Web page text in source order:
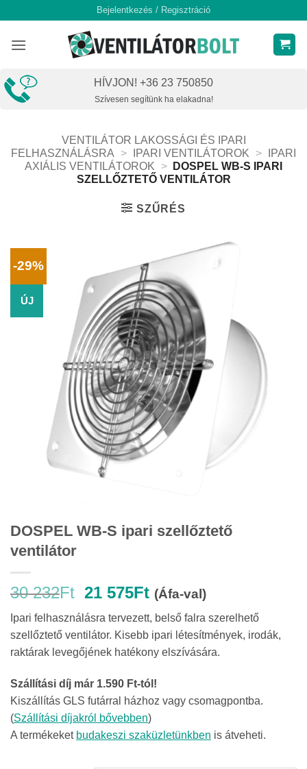
content
Bejelentkezés / Regisztráció
HÍVJON! +36 23 750850
Szívesen segítünk ha elakadna!
VENTILÁTOR LAKOSSÁGI ÉS IPARI
FELHASZNÁLÁSRA
> IPARI VENTILÁTOROK >
IPARI
AXIÁLIS VENTILÁTOROK
>
DOSPEL WB-S IPARI
SZELLŐZTETŐ VENTILÁTOR
SZŰRÉS
-29%
ÚJ
DOSPEL WB-S ipari szellőztető
ventilátor
30 232Ft Original
price
was:
30
232Ft.
21 575FtCurrent
price
is:
21
575Ft.
(Áfa-val)
Ipari felhasználásra tervezett, belső falra szerelhető
szellőztető ventilátor. Kisebb ipari létesítmények, irodák,
raktárak levegőjének hatékony elszívására.
Szállítási díj már 1.590 Ft-tól!
Kiszállítás GLS futárral házhoz vagy csomagpontba.
(Szállítási díjakról bővebben)
A termékeket budakeszi szaküzletünkben is átveheti.